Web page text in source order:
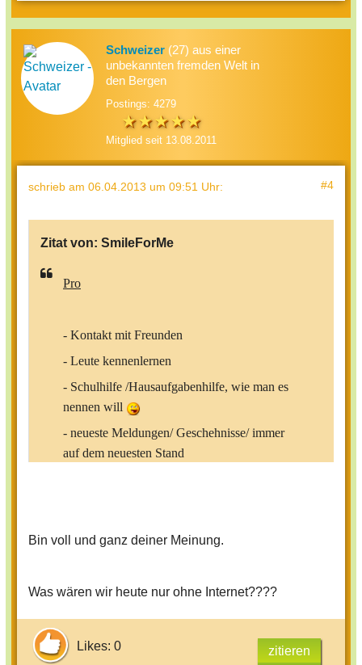
Schweizer (27) aus einer
unbekannten fremden Welt in
den Bergen
Postings: 4279
Mitglied seit 13.08.2011
schrieb am 06.04.2013 um 09:51 Uhr: #4
Zitat von: SmileForMe
Pro
- Kontakt mit Freunden
- Leute kennenlernen
- Schulhilfe /Hausaufgabenhilfe, wie man es
nennen will
- neueste Meldungen/ Geschehnisse/ immer
auf dem neuesten Stand
einfangen
- wenn man Bilder ins Netz stellt, kann es
Bin voll und ganz deiner Meinung.
Was wären wir heute nur ohne Internet????
Likes: 0 zitieren